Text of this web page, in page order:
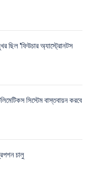
ছিল 'ফিউচার অ্যাস্ট্রোনটস
সিস্টেম বাস্তবায়ন করবে
চালু